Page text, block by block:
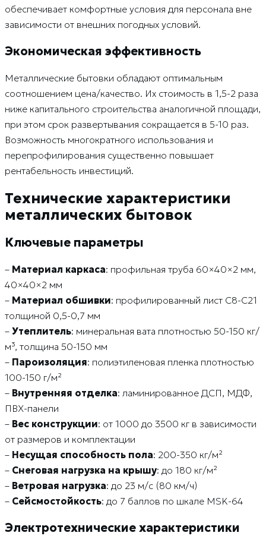
обеспечивает комфортные условия для персонала вне
зависимости от внешних погодных условий.
Экономическая эффективность
Металлические бытовки обладают оптимальным
соотношением цена/качество. Их стоимость в 1,5-2 раза
ниже капитального строительства аналогичной площади,
при этом срок развертывания сокращается в 5-10 раз.
Возможность многократного использования и
перепрофилирования существенно повышает
рентабельность инвестиций.
Технические характеристики
металлических бытовок
Ключевые параметры
– Материал каркаса: профильная труба 60×40×2 мм,
40×40×2 мм
– Материал обшивки: профилированный лист С8-С21
толщиной 0,5-0,7 мм
– Утеплитель: минеральная вата плотностью 50-150 кг/
м³, толщина 50-150 мм
– Пароизоляция: полиэтиленовая пленка плотностью
100-150 г/м²
– Внутренняя отделка: ламинированное ДСП, МДФ,
ПВХ-панели
– Вес конструкции: от 1000 до 3500 кг в зависимости
от размеров и комплектации
– Несущая способность пола: 200-350 кг/м²
– Снеговая нагрузка на крышу: до 180 кг/м²
– Ветровая нагрузка: до 23 м/с (80 км/ч)
– Сейсмостойкость: до 7 баллов по шкале MSK-64
Электротехнические характеристики